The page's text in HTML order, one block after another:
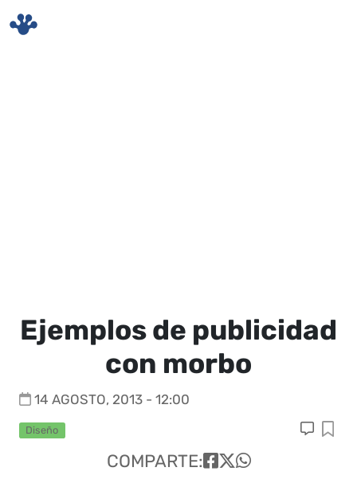
Ejemplos de publicidad
con morbo
14 AGOSTO, 2013 - 12:00
Diseño
COMPARTE: